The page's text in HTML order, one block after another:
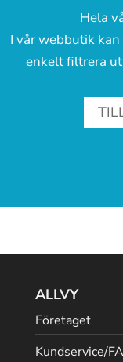
Hela
I vår webbutik
enkelt filtrera
ALLVY
Företaget
Kundservice/